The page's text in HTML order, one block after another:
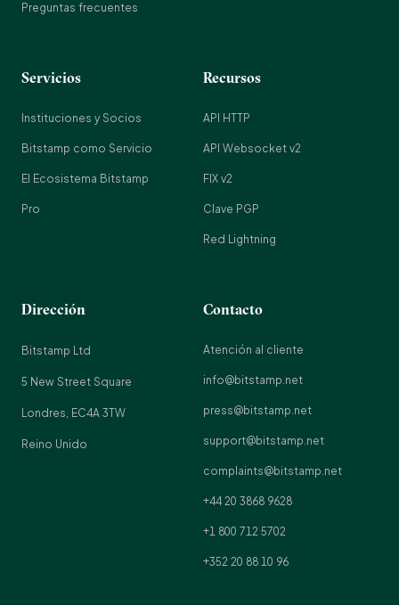
Preguntas frecuentes
Servicios
Instituciones y Socios
Bitstamp como Servicio
El Ecosistema Bitstamp
Pro
Recursos
API HTTP
API Websocket v2
FIX v2
Clave PGP
Red Lightning
Dirección
Bitstamp Ltd
5 New Street Square
Londres, EC4A 3TW
Reino Unido
Contacto
Atención al cliente
info@bitstamp.net
press@bitstamp.net
support@bitstamp.net
complaints@bitstamp.net
+44 20 3868 9628
+1 800 712 5702
+352 20 88 10 96